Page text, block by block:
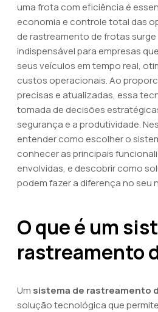
uma frota com eficiência é
economia e controle total das
de rastreamento de frotas
indispensável para empresas
seus veículos em tempo real,
custos operacionais. Ao
precisas e atualizadas, essa
tomada de decisões
segurança e a produtividade.
entender como escolher o
conhecer as principais
envolvidas, e descobrir como
podem fazer a diferença no seu
O que é um
rastreamento
Um sistema de rastreamento
solução tecnológica que